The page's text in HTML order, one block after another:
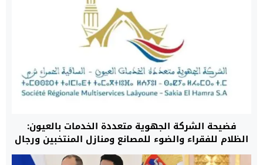
فضيحة الشركة الجهوية متعددة الخدمات بالعيون:
الظلام للفقراء والضوء للمصانع ومنازل المنتخبين ورجال
الأعمال